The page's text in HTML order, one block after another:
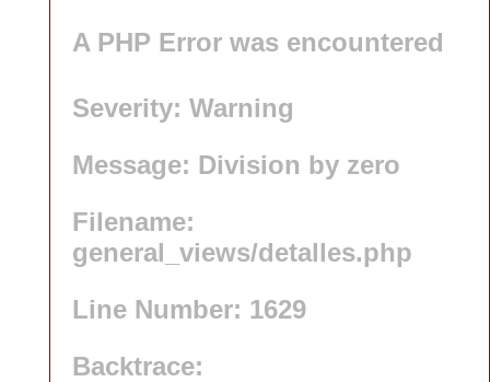
A PHP Error was encountered
Severity: Warning
Message: Division by zero
Filename:
general_views/detalles.php
Line Number: 1629
Backtrace: